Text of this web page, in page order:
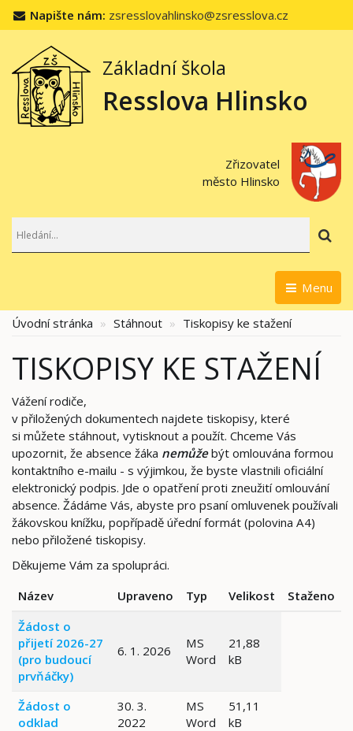
Napište nám: zsresslovahlinsko@zsresslova.cz
Základní škola
Resslova Hlinsko
Zřizovatel
město Hlinsko
Menu
Úvodní stránka Stáhnout Tiskopisy ke stažení
TISKOPISY KE STAŽENÍ
Vážení rodiče,
v přiložených dokumentech najdete tiskopisy, které
si můžete stáhnout, vytisknout a použít. Chceme Vás
upozornit, že absence žáka nemůžebýt omlouvána formou
kontaktního e-mailu - s výjimkou, že byste vlastnili oficiální
elektronický podpis. Jde o opatření proti zneužití omlouvání
absence. Žádáme Vás, abyste pro psaní omluvenek používali
žákovskou knížku, popřípadě úřední formát (polovina A4)
nebo přiložené tiskopisy.
Děkujeme Vám za spolupráci.
Název
Upraveno Typ Velikost
Staženo
Žádost o
přijetí 2026-27
(pro budoucí
prvňáčky)
6. 1. 2026
MS
Word
21,88
kB
Žádost o
odklad
30. 3.
2022
MS
Word
51,11
kB